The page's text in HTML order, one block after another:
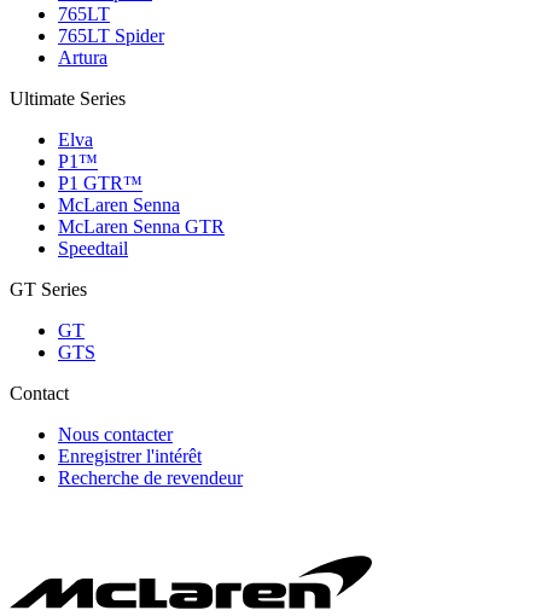
765LT
765LT Spider
Artura
Ultimate Series
Elva
P1™
P1 GTR™
McLaren Senna
McLaren Senna GTR
Speedtail
GT Series
GT
GTS
Contact
Nous contacter
Enregistrer l'intérêt
Recherche de revendeur